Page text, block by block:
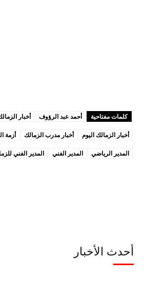
أحدث الأخبار
كلمات مفتاحية أحمد عبد الرؤوف أخبار
أخبار الزمالك اليوم أخبار مدرب الزمالك أزمة
المدير الرياضي المدير الفني المدير الفني